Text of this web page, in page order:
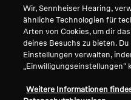
Globale
Allgemeine
Geschäftsbedingungen für
Online-Verkäufe an
Koordinierte Richtlinie zur
Offenlegung von
Wir, Sennheiser Hearing,
ähnliche Technologien für
Arten von Cookies, um dir
deines Besuchs zu bieten.
Einstellungen verwalten,
„Einwilligungseinstellungen"
Weitere Informationen